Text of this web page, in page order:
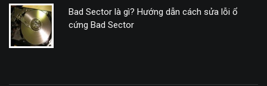
Bad Sector là gì? Hướng dẫn cách sửa lỗi ổ
cứng Bad Sector